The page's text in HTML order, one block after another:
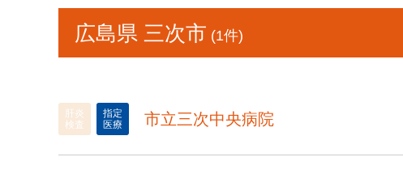
広島県 三次市 (1件)
肝炎
検査
指定
医療
市立三次中央病院